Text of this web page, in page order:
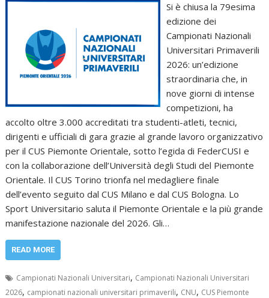
Si è chiusa la 79esima
edizione dei
Campionati Nazionali
Universitari Primaverili
2026: un’edizione
straordinaria che, in
nove giorni di intense
competizioni, ha
accolto oltre 3.000 accreditati tra studenti-atleti, tecnici,
dirigenti e ufficiali di gara grazie al grande lavoro organizzativo
per il CUS Piemonte Orientale, sotto l’egida di FederCUSI e
con la collaborazione dell’Università degli Studi del Piemonte
Orientale. Il CUS Torino trionfa nel medagliere finale
dell’evento seguito dal CUS Milano e dal CUS Bologna. Lo
Sport Universitario saluta il Piemonte Orientale e la più grande
manifestazione nazionale del 2026. Gli…
READ MORE
Campionati Nazionali Universitari, Campionati Nazionali Universitari
2026, campionati nazionali universitari primaverili, CNU, CUS Piemonte